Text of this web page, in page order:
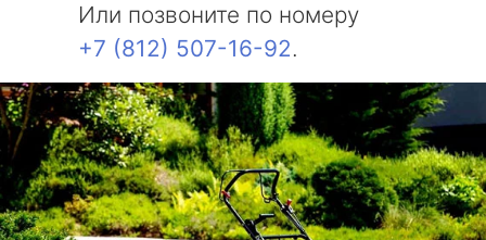
Или позвоните по номеру
+7 (812) 507-16-92.